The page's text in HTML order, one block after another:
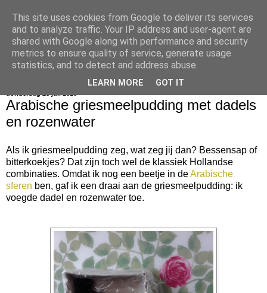
bijna net zo lekker als thuis
Arabische griesmeelpudding met dadels
en rozenwater
Als ik griesmeelpudding zeg, wat zeg jij dan? Bessensap of
bitterkoekjes? Dat zijn toch wel de klassiek Hollandse
combinaties. Omdat ik nog een beetje in deArabische
sferen ben, gaf ik een draai aan de griesmeelpudding: ik
voegde dadel en rozenwater toe.
This site uses cookies from Google to deliver its services
and to analyze traffic. Your IP address and user-agent are
shared with Google along with performance and security
metrics to ensure quality of service, generate usage
statistics, and to detect and address abuse.
LEARN MORE GOT IT